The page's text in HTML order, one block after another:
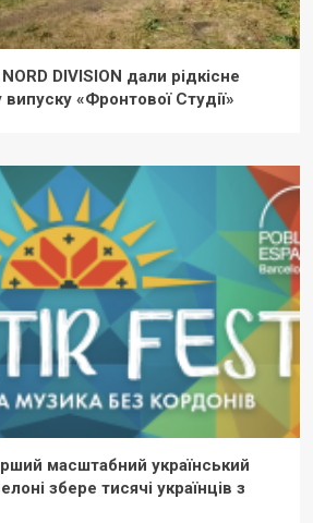
DIVISION дали рідкісне
«Фронтової Студії»
масштабний український
збере тисячі українців з